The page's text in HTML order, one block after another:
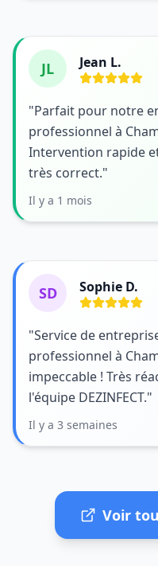
JL Jean L.
"Parfait pour notre
professionnel à
Intervention rapide
très correct."
Il y a 1 mois
SD Sophie D.
"Service de
professionnel à
impeccable ! Très
l'équipe DEZINFECT."
Il y a 3 semaines
Voir